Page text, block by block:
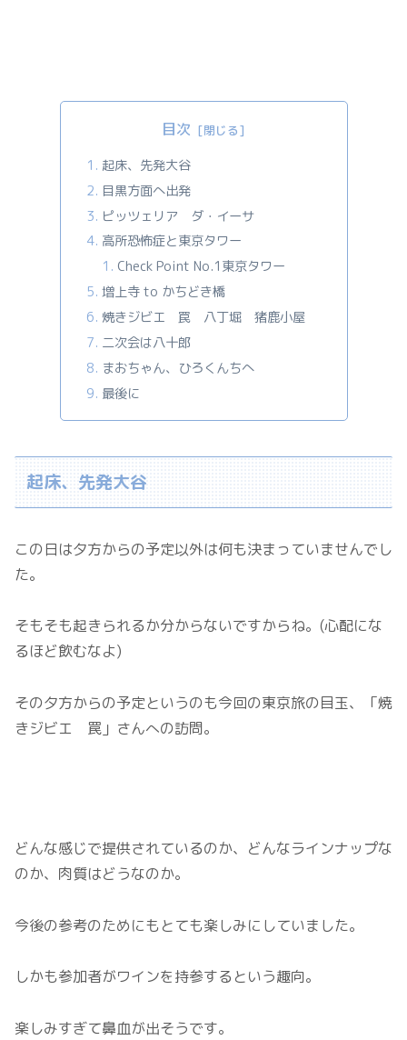
目次
起床、先発大谷
目黒方面へ出発
ピッツェリア ダ・イーサ
高所恐怖症と東京タワー
Check Point No.1東京タワー
増上寺 to かちどき橋
焼きジビエ 罠 八丁堀 猪鹿小屋
二次会は八十郎
まおちゃん、ひろくんちへ
最後に
起床、先発大谷
この日は夕方からの予定以外は何も決まっていませんでし
た。
そもそも起きられるか分からないですからね。(心配にな
るほど飲むなよ)
その夕方からの予定というのも今回の東京旅の目玉、「焼
きジビエ 罠」さんへの訪問。
どんな感じで提供されているのか、どんなラインナップな
のか、肉質はどうなのか。
今後の参考のためにもとても楽しみにしていました。
しかも参加者がワインを持参するという趣向。
楽しみすぎて鼻血が出そうです。